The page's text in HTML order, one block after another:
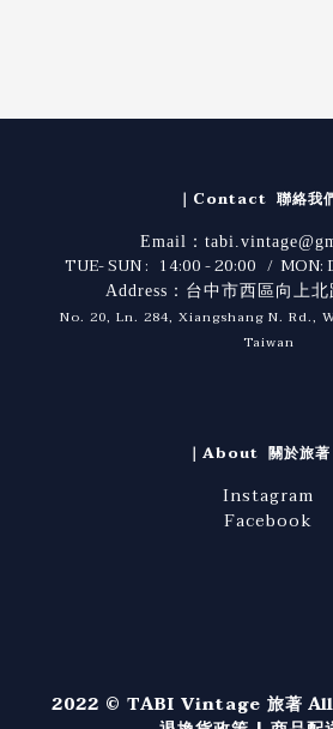
｜Contact 聯絡我
Email：
TUE- SUN : 14:00 - 20:00 / MON:
Address：台中市西區向上北
No. 20, Ln. 284, Xiangshang N. Rd.,
Taiwan
｜About 關於旅著
Instagram
Facebook
2022 © TABI Vintage 旅著